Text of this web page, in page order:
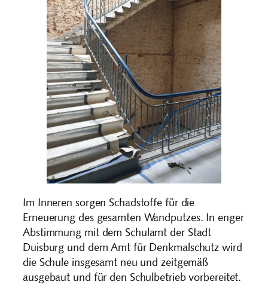
Im Inneren sorgen Schadstoffe für die
Erneuerung des gesamten Wandputzes. In enger
Abstimmung mit dem Schulamt der Stadt
Duisburg und dem Amt für Denkmalschutz wird
die Schule insgesamt neu und zeitgemäß
ausgebaut und für den Schulbetrieb vorbereitet.